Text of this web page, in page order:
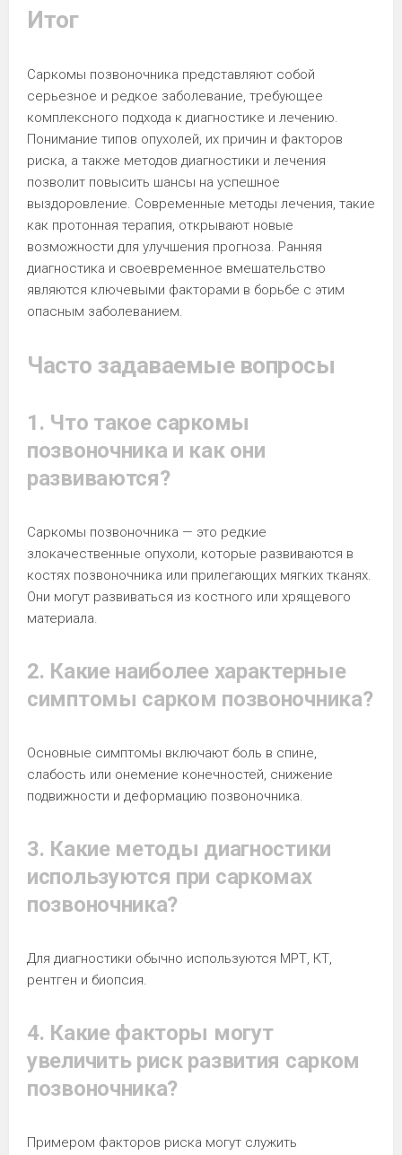
Итог
Саркомы позвоночника представляют собой
серьезное и редкое заболевание, требующее
комплексного подхода к диагностике и лечению.
Понимание типов опухолей, их причин и факторов
риска, а также методов диагностики и лечения
позволит повысить шансы на успешное
выздоровление. Современные методы лечения, такие
как протонная терапия, открывают новые
возможности для улучшения прогноза. Ранняя
диагностика и своевременное вмешательство
являются ключевыми факторами в борьбе с этим
опасным заболеванием.
Часто задаваемые вопросы
1. Что такое саркомы
позвоночника и как они
развиваются?
Саркомы позвоночника — это редкие
злокачественные опухоли, которые развиваются в
костях позвоночника или прилегающих мягких тканях.
Они могут развиваться из костного или хрящевого
материала.
2. Какие наиболее характерные
симптомы сарком позвоночника?
Основные симптомы включают боль в спине,
слабость или онемение конечностей, снижение
подвижности и деформацию позвоночника.
3. Какие методы диагностики
используются при саркомах
позвоночника?
Для диагностики обычно используются МРТ, КТ,
рентген и биопсия.
4. Какие факторы могут
увеличить риск развития сарком
позвоночника?
Примером факторов риска могут служить